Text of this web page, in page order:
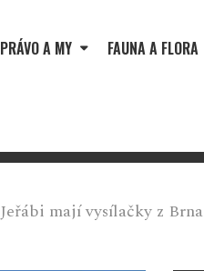
PRÁVO A MY FAUNA A FLORA
Jeřábi mají vysílačky z Brna